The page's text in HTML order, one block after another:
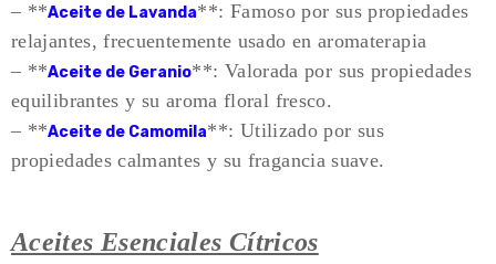
– **Aceite de Lavanda**: Famoso por sus propiedades
relajantes, frecuentemente usado en aromaterapia
– **Aceite de Geranio**: Valorada por sus propiedades
equilibrantes y su aroma floral fresco.
– **Aceite de Camomila**: Utilizado por sus
propiedades calmantes y su fragancia suave.
Aceites Esenciales Cítricos